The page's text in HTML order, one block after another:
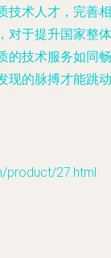
技术人才，完善相
对于提升国家整体
的技术服务如同畅
现的脉搏才能跳动
product/27.html